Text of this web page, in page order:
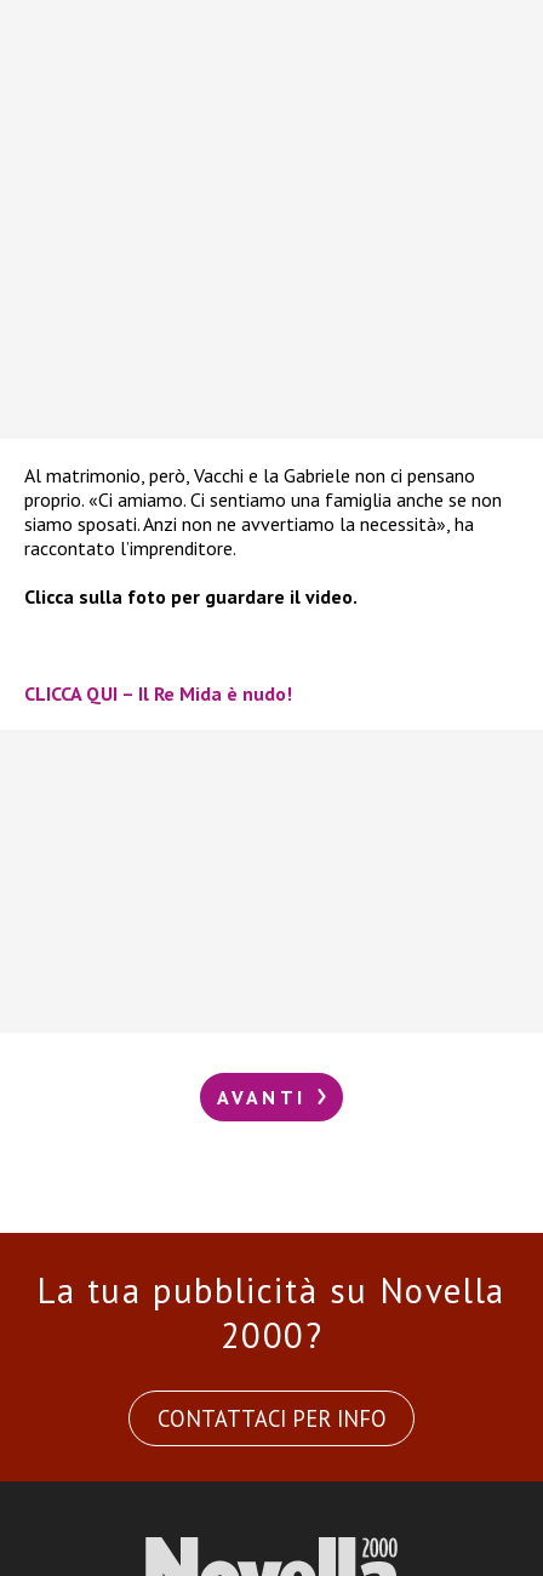
Al matrimonio, però, Vacchi e la Gabriele non ci pensano
proprio. «Ci amiamo. Ci sentiamo una famiglia anche se non
siamo sposati. Anzi non ne avvertiamo la necessità», ha
raccontato l’imprenditore.
Clicca sulla foto per guardare il video.
CLICCA QUI – Il Re Mida è nudo!
AVANTI
La tua pubblicità su Novella
2000?
CONTATTACI PER INFO